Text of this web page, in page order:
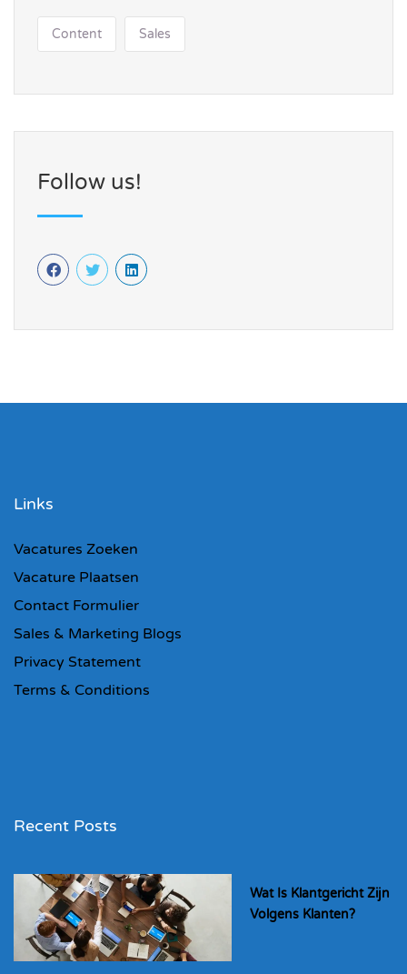
Content Sales
Follow us!
Links
Vacatures Zoeken
Vacature Plaatsen
Contact Formulier
Sales & Marketing Blogs
Privacy Statement
Terms & Conditions
Recent Posts
Wat Is Klantgericht Zijn
Volgens Klanten?